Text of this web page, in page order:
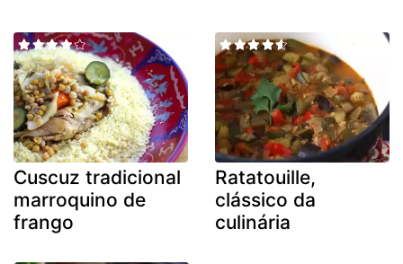
Cuscuz tradicional
marroquino de
frango
Ratatouille,
clássico da
culinária